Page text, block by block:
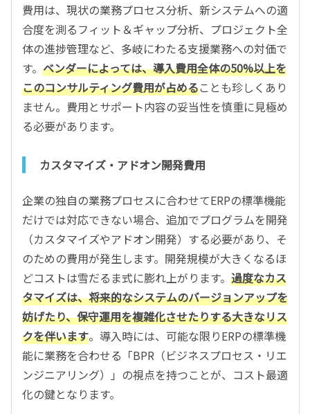
費用は、現状の業務プロセス分析、新システムへの適
合度を測るフィット＆ギャップ分析、プロジェクト全
体の進捗管理など、多岐にわたる支援業務への対価で
す。 ベンダーによっては、導入費用全体の50%以上を
このコンサルティング費用が占めることも珍しくあり
ません。費用とサポート内容の妥当性を慎重に見極め
る必要があります。
カスタマイズ・アドオン開発費用
企業の独自の業務プロセスに合わせてERPの標準機能
だけでは対応できない場合、追加でプログラムを開発
（カスタマイズやアドオン開発）する必要があり、そ
のための費用が発生します。開発規模が大きくなるほ
どコストは雪だるま式に膨れ上がります。 過度なカス
タマイズは、将来的なシステムのバージョンアップを
妨げたり、保守運用を複雑化させたりする大きなリス
クを伴います。導入時には、可能な限りERPの標準機
能に業務を合わせる「BPR（ビジネスプロセス・リエ
ンジニアリング）」の視点を持つことが、コスト最適
化の鍵となります。